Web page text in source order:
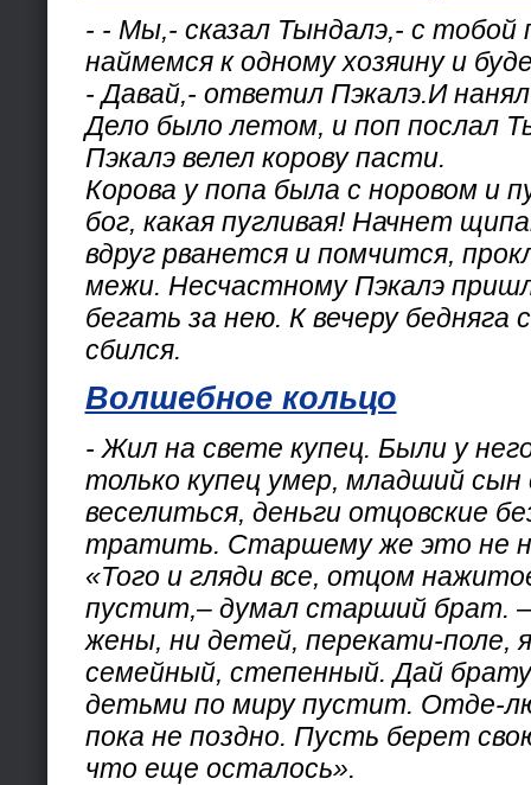
- - Мы,- сказал Тындалэ,- с
наймемся к одному хозяину и
- Давай,- ответил Пэкалэ.И
Дело было летом, и поп послал
Пэкалэ велел корову пасти.
Корова у попа была с норовом и
бог, какая пугливая! Начнет
вдруг рванется и помчится,
межи. Несчастному Пэкалэ
бегать за нею. К вечеру бедняга
сбился.
Волшебное кольцо
- Жил на свете купец. Были у
только купец умер, младший сын
веселиться, деньги отцовские
тратить. Старшему же это не
«Того и гляди все, отцом
пустит,– думал старший брат.
жены, ни детей, перекати-поле,
семейный, степенный. Дай
детьми по миру пустит. Отде-
пока не поздно. Пусть берет
что еще осталось».